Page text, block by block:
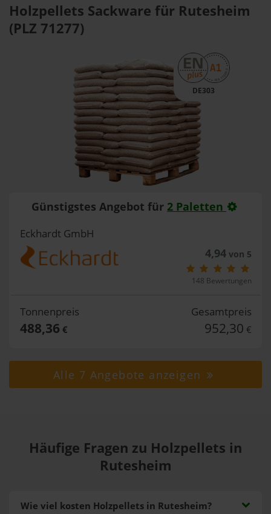
Holzpellets Sackware für Rutesheim
(PLZ 71277)
DE303
Günstigstes Angebot für 2 Paletten
Eckhardt GmbH
4,94von 5
148 Bewertungen
Tonnenpreis
488,36 €
Gesamtpreis
952,30 €
Alle 7 Angebote anzeigen
Häufige Fragen zu Holzpellets in
Rutesheim
Wie viel kosten Holzpellets in Rutesheim?